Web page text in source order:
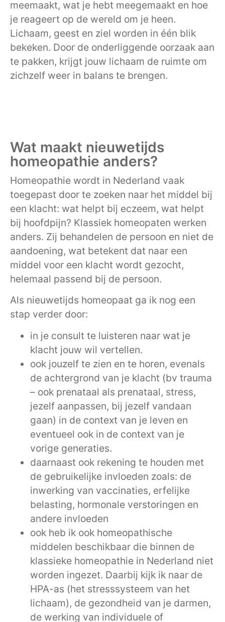
meemaakt, wat je hebt meegemaakt en hoe
je reageert op de wereld om je heen.
Lichaam, geest en ziel worden in één blik
bekeken. Door de onderliggende oorzaak aan
te pakken, krijgt jouw lichaam de ruimte om
zichzelf weer in balans te brengen.
Wat maakt nieuwetijds
homeopathie anders?
Homeopathie wordt in Nederland vaak
toegepast door te zoeken naar het middel bij
een klacht: wat helpt bij eczeem, wat helpt
bij hoofdpijn? Klassiek homeopaten werken
anders. Zij behandelen de persoon en niet de
aandoening, wat betekent dat naar een
middel voor een klacht wordt gezocht,
helemaal passend bij de persoon.
Als nieuwetijds homeopaat ga ik nog een
stap verder door:
in je consult te luisteren naar wat je
klacht jouw wil vertellen.
ook jouzelf te zien en te horen, evenals
de achtergrond van je klacht (bv trauma
– ook prenataal als prenataal, stress,
jezelf aanpassen, bij jezelf vandaan
gaan) in de context van je leven en
eventueel ook in de context van je
vorige generaties.
daarnaast ook rekening te houden met
de gebruikelijke invloeden zoals: de
inwerking van vaccinaties, erfelijke
belasting, hormonale verstoringen en
andere invloeden
ook heb ik ook homeopathische
middelen beschikbaar die binnen de
klassieke homeopathie in Nederland niet
worden ingezet. Daarbij kijk ik naar de
HPA-as (het stresssysteem van het
lichaam), de gezondheid van je darmen,
de werking van individuele of